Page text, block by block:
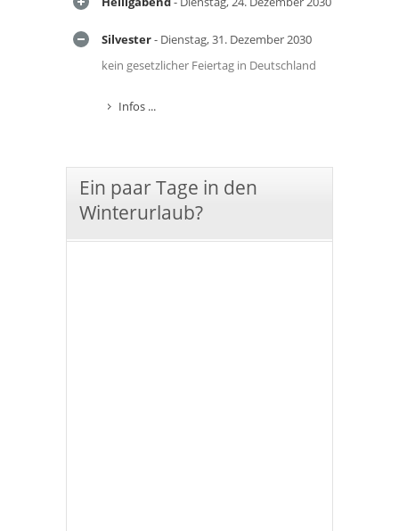
Silvester- Dienstag, 31. Dezember 2030
kein gesetzlicher Feiertag in Deutschland
Infos ...
Ein paar Tage in den
Winterurlaub?